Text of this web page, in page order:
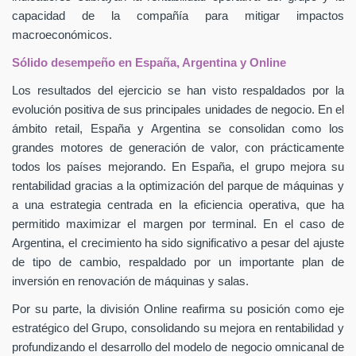
capacidad de la compañía para mitigar impactos
macroeconómicos.
Sólido desempeño en España, Argentina y Online
Los resultados del ejercicio se han visto respaldados por la
evolución positiva de sus principales unidades de negocio. En el
ámbito retail, España y Argentina se consolidan como los
grandes motores de generación de valor, con prácticamente
todos los países mejorando. En España, el grupo mejora su
rentabilidad gracias a la optimización del parque de máquinas y
a una estrategia centrada en la eficiencia operativa, que ha
permitido maximizar el margen por terminal. En el caso de
Argentina, el crecimiento ha sido significativo a pesar del ajuste
de tipo de cambio, respaldado por un importante plan de
inversión en renovación de máquinas y salas.
Por su parte, la división Online reafirma su posición como eje
estratégico del Grupo, consolidando su mejora en rentabilidad y
profundizando el desarrollo del modelo de negocio omnicanal de